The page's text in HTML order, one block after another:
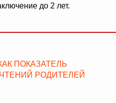
до 2 лет.
ПОКАЗАТЕЛЬ
РОДИТЕЛЕЙ